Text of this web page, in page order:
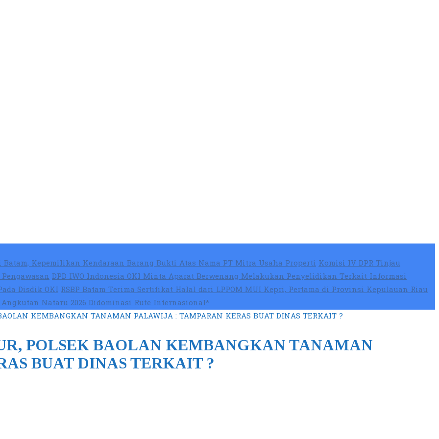
Kepemilikan Kendaraan Barang Bukti Atas Nama PT Mitra Usaha PropertiKomisi IV DPR Tinjau
DPD IWO Indonesia OKI Minta Aparat Berwenang Melakukan Penyelidikan Terkait Informasi
Disdik OKIRSBP Batam Terima Sertifikat Halal dari LPPOM MUI Kepri, Pertama di Provinsi Kepulauan Riau
Nataru 2026 Didominasi Rute Internasional*
KEMBANGKAN TANAMAN PALAWIJA : TAMPARAN KERAS BUAT DINAS TERKAIT ?
POLSEK BAOLAN KEMBANGKAN TANAMAN
BUAT DINAS TERKAIT ?